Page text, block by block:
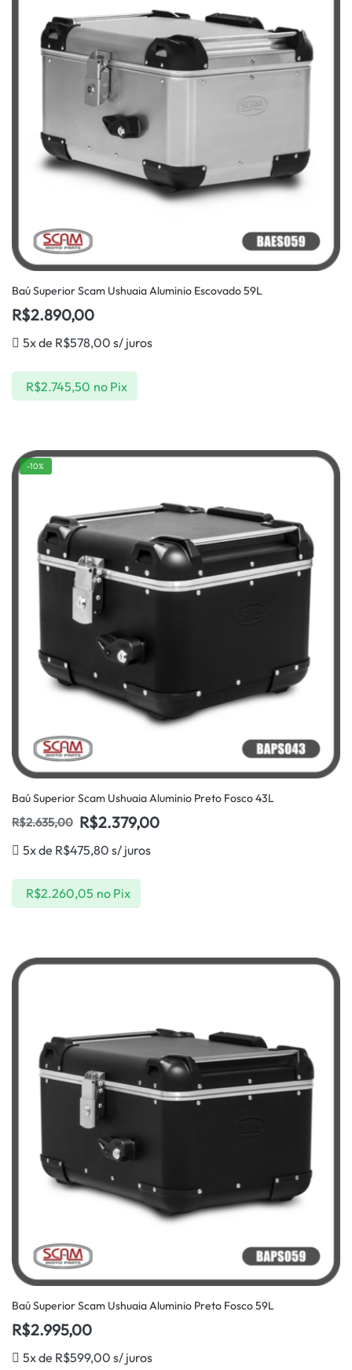
Baú Superior Scam Ushuaia Aluminio Escovado 59L
R$2.890,00
5x de R$578,00 s/ juros
R$2.745,50 no Pix
-10%
Baú Superior Scam Ushuaia Aluminio Preto Fosco 43L
R$2.635,00 R$2.379,00
5x de R$475,80 s/ juros
R$2.260,05 no Pix
Baú Superior Scam Ushuaia Aluminio Preto Fosco 59L
R$2.995,00
5x de R$599,00 s/ juros